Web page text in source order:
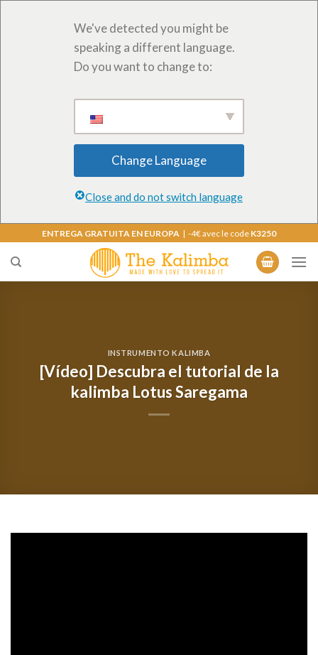
We've detected you might be
speaking a different language.
Do you want to change to:
Change Language
Close and do not switch language
contenido
ENTREGA GRATUITA EN EUROPA | -4€ avec le code K3250
INSTRUMENTO KALIMBA
[Vídeo] Descubra el tutorial de la
kalimba Lotus Saregama